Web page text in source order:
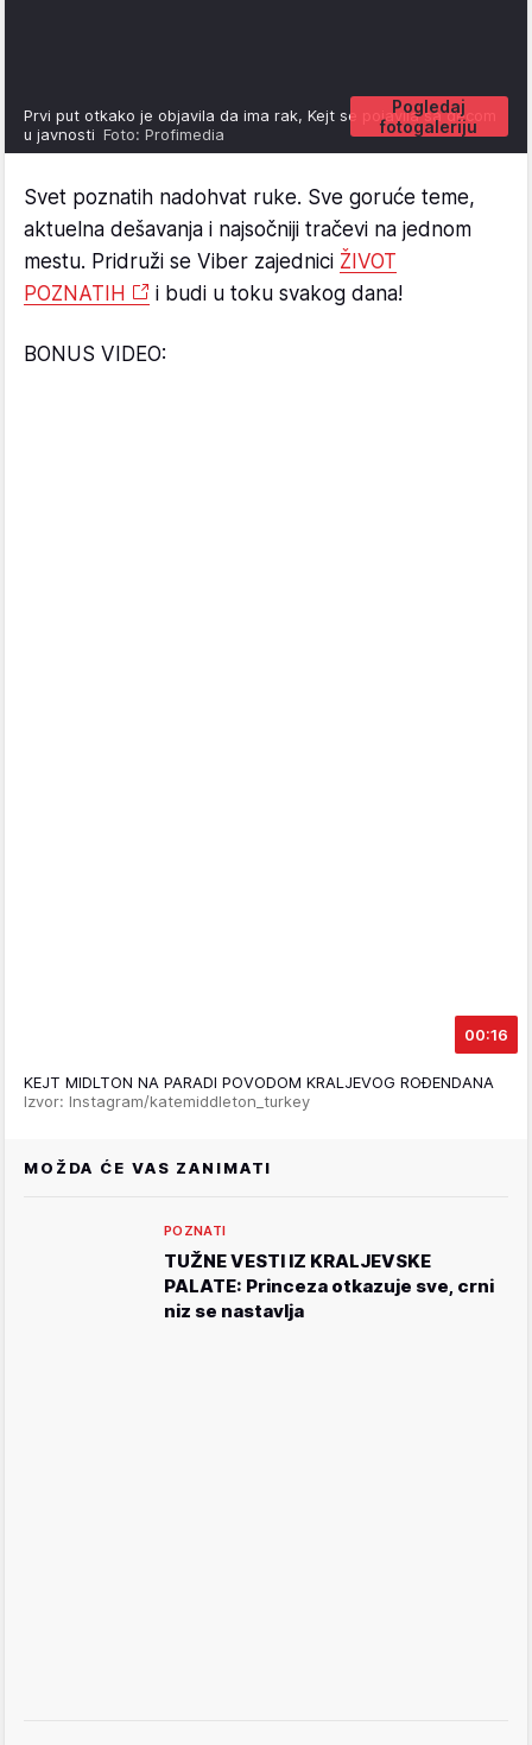
Pogledaj
fotogaleriju
Prvi put otkako je objavila da ima rak, Kejt se pojavila sa decom
u javnosti Foto: Profimedia
Svet poznatih nadohvat ruke. Sve goruće teme,
aktuelna dešavanja i najsočniji tračevi na jednom
mestu. Pridruži se Viber zajednici ŽIVOT
POZNATIH
i budi u toku svakog dana!
BONUS VIDEO:
00:16
KEJT MIDLTON NA PARADI POVODOM KRALJEVOG ROĐENDANA
Izvor: Instagram/katemiddleton_turkey
MOŽDA ĆE VAS ZANIMATI
POZNATI
TUŽNE VESTI IZ KRALJEVSKE
PALATE: Princeza otkazuje sve, crni
niz se nastavlja